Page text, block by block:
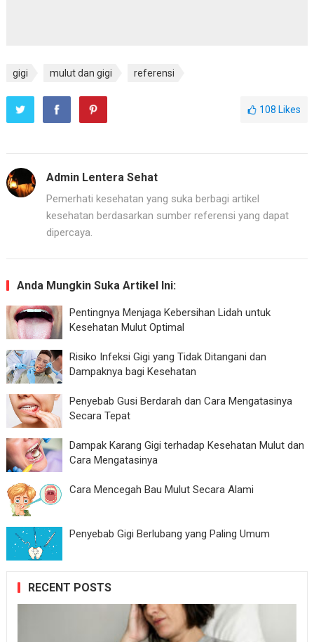
gigi mulut dan gigi referensi
108Likes
Admin Lentera Sehat
Pemerhati kesehatan yang suka berbagi artikel
kesehatan berdasarkan sumber referensi yang dapat
dipercaya.
Anda Mungkin Suka Artikel Ini:
Pentingnya Menjaga Kebersihan Lidah untuk
Kesehatan Mulut Optimal
Risiko Infeksi Gigi yang Tidak Ditangani dan
Dampaknya bagi Kesehatan
Penyebab Gusi Berdarah dan Cara Mengatasinya
Secara Tepat
Dampak Karang Gigi terhadap Kesehatan Mulut dan
Cara Mengatasinya
Cara Mencegah Bau Mulut Secara Alami
Penyebab Gigi Berlubang yang Paling Umum
RECENT POSTS